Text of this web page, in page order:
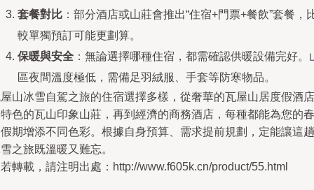
套餐對比 ：部分酒店或山莊會推出“住宿+門票+餐飲”套餐，
較單獨預訂可能更劃算。
保暖與安全 ：無論選擇哪種住宿，都需確認供暖設備完好。
區夜間溫度極低，需備足羽絨服、手套等防寒物品。
山冰雪自駕之旅的住宿選擇多樣，從奢華的瓦屋山居度假酒店
色的瓦山印象山莊，再到經濟的商務酒店，每種都能為您的春
期增添不同色彩。根據自身預算、需求提前規劃，定能讓這趟
之旅既溫暖又難忘。
轉載，請注明出處：http://www.f605k.cn/product/55.html